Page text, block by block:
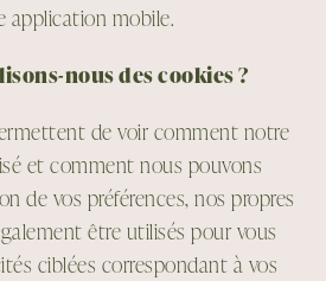
application mobile.
nous des cookies ?
de voir comment notre
et comment nous pouvons
de vos préférences, nos propres
être utilisés pour vous
ciblées correspondant à vos